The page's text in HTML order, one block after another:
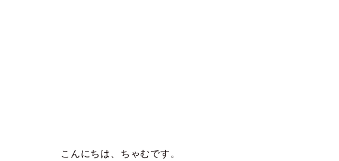
こんにちは、ちゃむです。